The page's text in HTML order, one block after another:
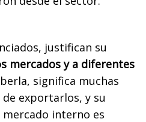
justifican su
mercados y a diferentes
significa muchas
exportarlos, y su
interno es